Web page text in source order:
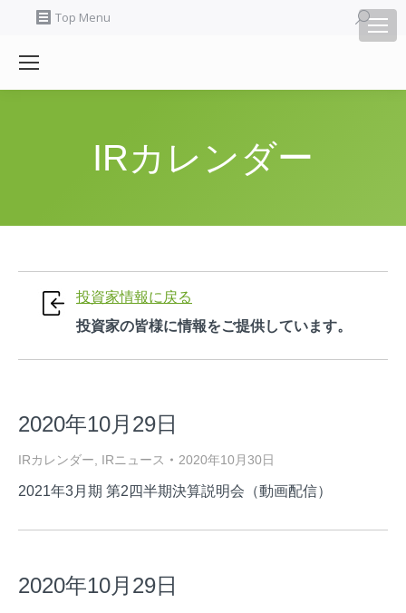
Top Menu Search:
IRカレンダー
投資家情報に戻る
投資家の皆様に情報をご提供しています。
2020年10月29日
IRカレンダー IRニュース 2020年10月30日
2021年3月期 第2四半期決算説明会（動画配信）
2020年10月29日